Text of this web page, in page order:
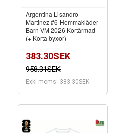
Argentina Lisandro
Martinez #6 Hemmakläder
Barn VM 2026 Kortärmad
(+ Korta byxor)
383.30SEK
958.31SEK
Exkl moms: 383.30SEK